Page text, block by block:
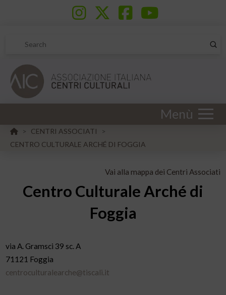
Search
Menù
HOME
> CENTRI ASSOCIATI
>
CENTRO CULTURALE ARCHÉ DI FOGGIA
Vai alla mappa dei Centri Associati
Centro Culturale Arché di
Foggia
via A. Gramsci 39 sc. A
71121 Foggia
centroculturalearche@tiscali.it